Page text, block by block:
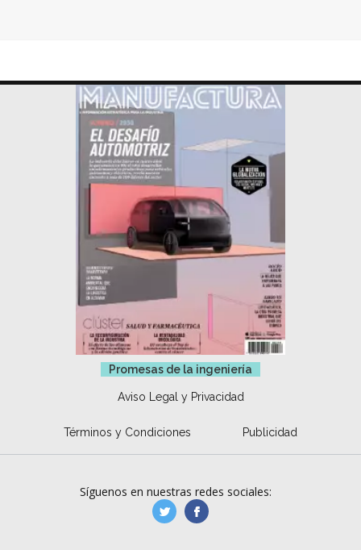
Promesas de la ingeniería
Aviso Legal y Privacidad
Términos y Condiciones Publicidad
Síguenos en nuestras redes sociales:
manufacturaGE